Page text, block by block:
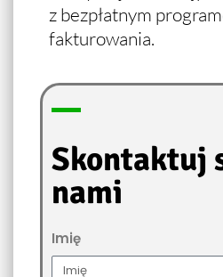
z bezpłatnym
fakturowania.
Skontaktuj
nami
Imię